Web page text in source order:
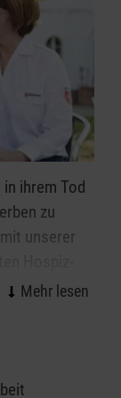
ihrem Tod
zu
unserer
seit 1996
diesem